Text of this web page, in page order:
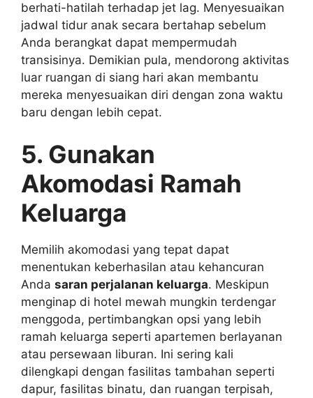
berhati-hatilah terhadap jet lag. Menyesuaikan
jadwal tidur anak secara bertahap sebelum
Anda berangkat dapat mempermudah
transisinya. Demikian pula, mendorong aktivitas
luar ruangan di siang hari akan membantu
mereka menyesuaikan diri dengan zona waktu
baru dengan lebih cepat.
5. Gunakan
Akomodasi Ramah
Keluarga
Memilih akomodasi yang tepat dapat
menentukan keberhasilan atau kehancuran
Anda saran perjalanan keluarga. Meskipun
menginap di hotel mewah mungkin terdengar
menggoda, pertimbangkan opsi yang lebih
ramah keluarga seperti apartemen berlayanan
atau persewaan liburan. Ini sering kali
dilengkapi dengan fasilitas tambahan seperti
dapur, fasilitas binatu, dan ruangan terpisah,